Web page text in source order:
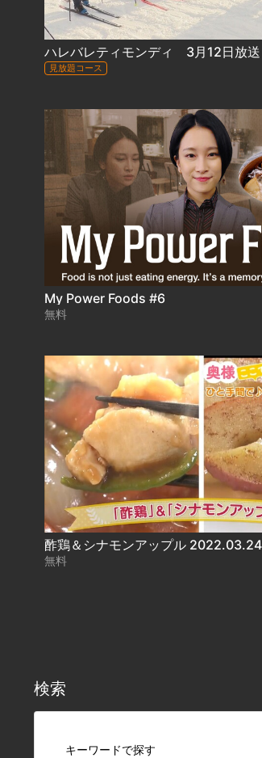
見放題コース
My Power Foods #6
無料
酢鶏＆シナモンアップル
無料
検索
キーワードで探す